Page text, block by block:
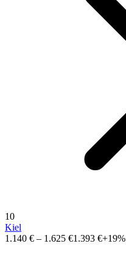
10
Kiel
1.140 € – 1.625 €1.393 €+19%